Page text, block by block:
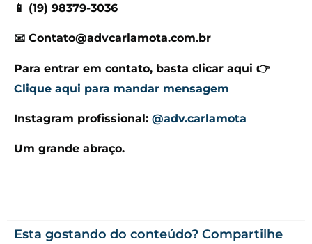
📱 (19) 98379-3036
📧 Contato@advcarlamota.com.br
Para entrar em contato, basta clicar aqui 👉
Clique aqui para mandar mensagem
Instagram profissional: @adv.carlamota
Um grande abraço.
Esta gostando do conteúdo? Compartilhe